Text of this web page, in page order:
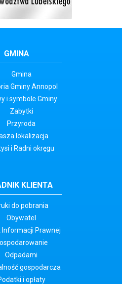
GMINA
Gmina
Gminy Annopol
i symbole Gminy
Zabytki
Przyroda
lokalizacja
i Radni okręgu
KLIENTA
do pobrania
Obywatel
Informacji Prawnej
Odpadami
gospodarcza
i opłaty